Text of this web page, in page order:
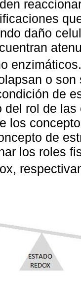
daño
o
de
del rol de
los
de
los roles